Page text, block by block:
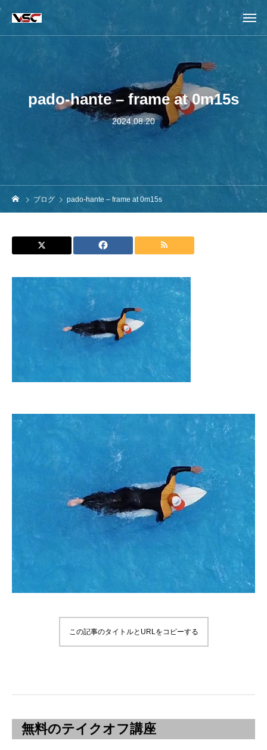
pado-hante – frame at 0m15s
2024.08.20
ブログ pado-hante – frame at 0m15s
この記事のタイトルとURLをコピーする
無料のテイクオフ講座